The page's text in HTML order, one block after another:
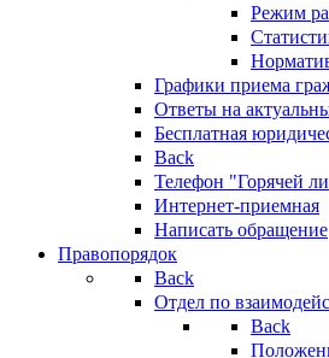
Режим
Графики приема
Ответы на
Бесплатная
Back
Телефон "Горячей
Интернет-приемная
Написать обращение
Правопорядок
Back
Отдел по
Back